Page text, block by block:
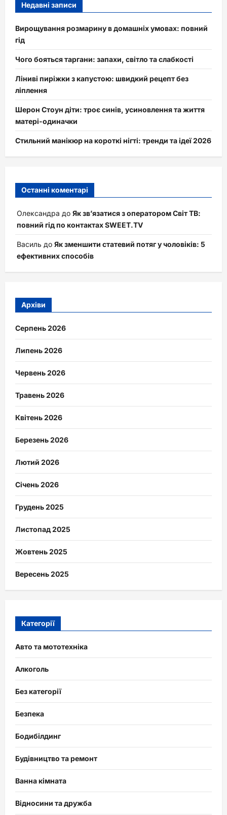
Недавні записи
Вирощування розмарину в домашніх умовах: повний
гід
Чого бояться таргани: запахи, світло та слабкості
Ліниві пиріжки з капустою: швидкий рецепт без
ліплення
Шерон Стоун діти: троє синів, усиновлення та життя
матері-одиначки
Стильний манікюр на короткі нігті: тренди та ідеї 2026
Останні коментарі
Олександра до Як зв’язатися з оператором Світ ТВ:
повний гід по контактах SWEET.TV
Василь до Як зменшити статевий потяг у чоловіків: 5
ефективних способів
Архіви
Серпень 2026
Липень 2026
Червень 2026
Травень 2026
Квітень 2026
Березень 2026
Лютий 2026
Січень 2026
Грудень 2025
Листопад 2025
Жовтень 2025
Вересень 2025
Категорії
Авто та мототехніка
Алкоголь
Без категорії
Безпека
Бодибілдинг
Будівництво та ремонт
Ванна кімната
Відносини та дружба